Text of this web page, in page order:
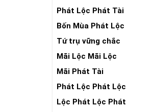
Phát Lộc Phát Tài
Bốn Mùa Phát Lộc
Tứ trụ vững chắc
Mãi Lộc Mãi Lộc
Mãi Phát Tài
Phát Lộc Phát Lộc
Lộc Phát Lộc Phát